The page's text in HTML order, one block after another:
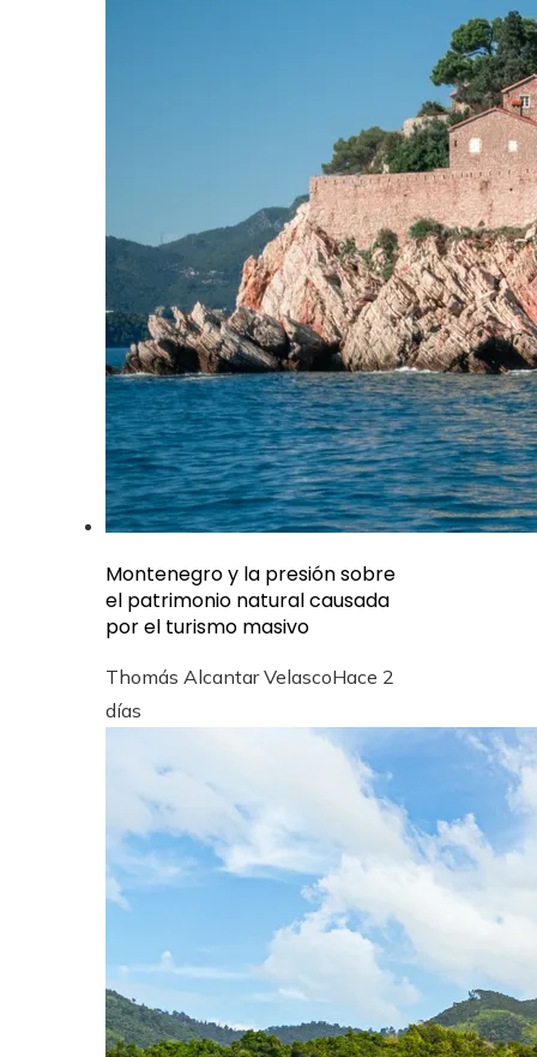
Montenegro y la presión sobre
el patrimonio natural causada
por el turismo masivo
Thomás Alcantar VelascoHace 2
días